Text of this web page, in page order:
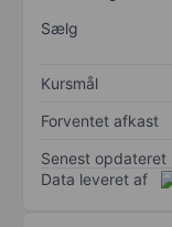
Sælg
Kursmål
Forventet afkast
Senest opdateret
Data leveret af